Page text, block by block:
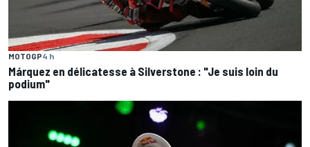
MOTOGP4 h
Márquez en délicatesse à Silverstone : "Je suis loin du
podium"